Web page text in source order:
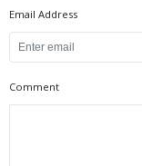
Email Address
Comment